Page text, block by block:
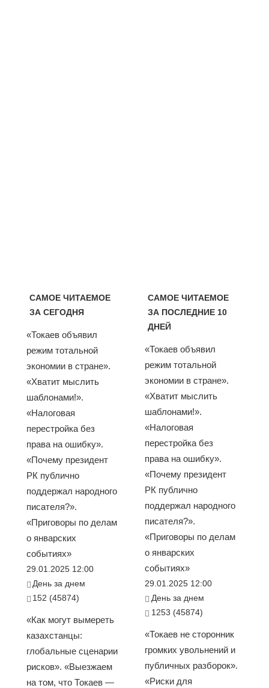
САМОЕ ЧИТАЕМОЕ
ЗА СЕГОДНЯ
«Токаев объявил
режим тотальной
экономии в стране».
«Хватит мыслить
шаблонами!».
«Налоговая
перестройка без
права на ошибку».
«Почему президент
РК публично
поддержал народного
писателя?».
«Приговоры по делам
о январских
событиях»
29.01.2025 12:00
День за днем
152 (45874)
«Как могут вымереть
казахстанцы:
глобальные сценарии
рисков». «Выезжаем
на том, что Токаев —
САМОЕ ЧИТАЕМОЕ
ЗА ПОСЛЕДНИЕ 10
ДНЕЙ
«Токаев объявил
режим тотальной
экономии в стране».
«Хватит мыслить
шаблонами!».
«Налоговая
перестройка без
права на ошибку».
«Почему президент
РК публично
поддержал народного
писателя?».
«Приговоры по делам
о январских
событиях»
29.01.2025 12:00
День за днем
1253 (45874)
«Токаев не сторонник
громких увольнений и
публичных разборок».
«Риски для